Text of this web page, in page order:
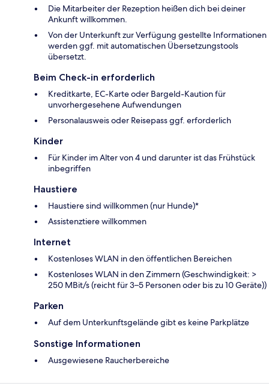
Die Mitarbeiter der Rezeption heißen dich bei deiner
Ankunft willkommen.
Von der Unterkunft zur Verfügung gestellte Informationen
werden ggf. mit automatischen Übersetzungstools
übersetzt.
Beim Check-in erforderlich
Kreditkarte, EC-Karte oder Bargeld-Kaution für
unvorhergesehene Aufwendungen
Personalausweis oder Reisepass ggf. erforderlich
Kinder
Für Kinder im Alter von 4 und darunter ist das Frühstück
inbegriffen
Haustiere
Haustiere sind willkommen (nur Hunde)*
Assistenztiere willkommen
Internet
Kostenloses WLAN in den öffentlichen Bereichen
Kostenloses WLAN in den Zimmern (Geschwindigkeit: >
250 MBit/s (reicht für 3–5 Personen oder bis zu 10 Geräte))
Parken
Auf dem Unterkunftsgelände gibt es keine Parkplätze
Sonstige Informationen
Ausgewiesene Raucherbereiche